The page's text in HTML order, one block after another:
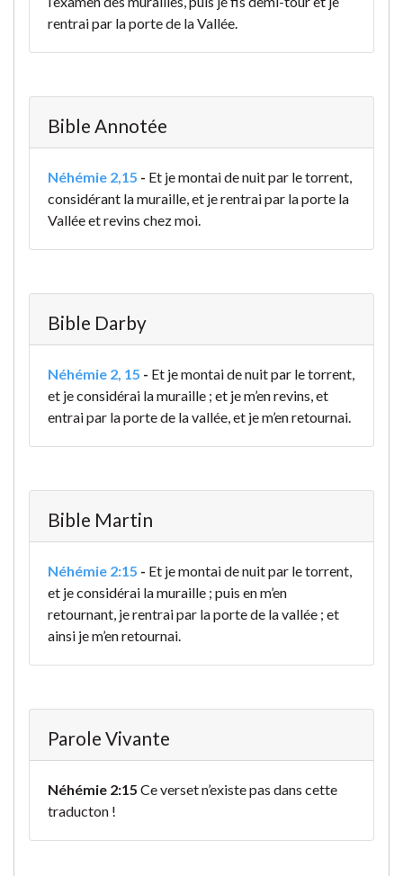
rentrai par la porte de la Vallée.
Bible Annotée
Néhémie 2,15 - Et je montai de nuit par le torrent,
considérant la muraille, et je rentrai par la porte la
Vallée et revins chez moi.
Bible Darby
Néhémie 2, 15 - Et je montai de nuit par le torrent,
et je considérai la muraille ; et je m’en revins, et
entrai par la porte de la vallée, et je m’en retournai.
Bible Martin
Néhémie 2:15 - Et je montai de nuit par le torrent,
et je considérai la muraille ; puis en m’en
retournant, je rentrai par la porte de la vallée ; et
ainsi je m’en retournai.
Parole Vivante
Néhémie 2:15 Ce verset n’existe pas dans cette
traducton !